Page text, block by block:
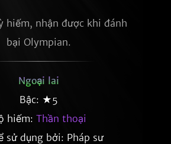
hiếm, nhận được khi đánh
bại Olympian.
Ngoại lai
Bậc: ★5
hiếm: Thần thoại
sử dụng bởi: Pháp sư